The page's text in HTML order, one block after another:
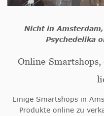
Nicht in
Psychedelika
Online-
Einige Smartshops in
Produkte online zu